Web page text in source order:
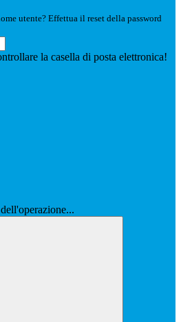
utente? Effettua il reset della password
la casella di posta elettronica!